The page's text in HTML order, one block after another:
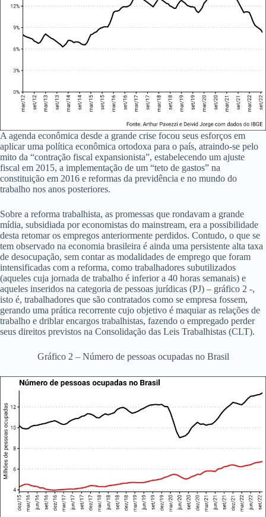
A agenda econômica desde a grande crise focou seus esforços em
aplicar uma política econômica ortodoxa para o país, atraindo-se pelo
mito da “contração fiscal expansionista”, estabelecendo um ajuste
fiscal em 2015, a implementação de um “teto de gastos” na
constituição em 2016 e reformas da previdência e no mundo do
trabalho nos anos posteriores.
Sobre a reforma trabalhista, as promessas que rondavam a grande
mídia, subsidiada por economistas do mainstream, era a possibilidade
desta retomar os empregos anteriormente perdidos. Contudo, o que se
tem observado na economia brasileira é ainda uma persistente alta taxa
de desocupação, sem contar as modalidades de emprego que foram
intensificadas com a reforma, como trabalhadores subutilizados
(aqueles cuja jornada de trabalho é inferior a 40 horas semanais) e
aqueles inseridos na categoria de pessoas jurídicas (PJ) – gráfico 2 -,
isto é, trabalhadores que são contratados como se empresa fossem,
gerando uma prática recorrente cujo objetivo é maquiar as relações de
trabalho e driblar encargos trabalhistas, fazendo o empregado perder
seus direitos previstos na Consolidação das Leis Trabalhistas (CLT).
Gráfico 2 – Número de pessoas ocupadas no Brasil